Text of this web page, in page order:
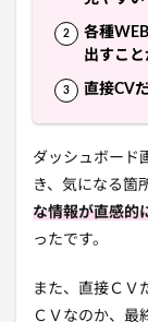
各種
出すこ
直接CV
ダッシュボード
き、気になる箇
な情報が直感的
ったです。
また、直接ＣＶ
ＣＶなのか、最